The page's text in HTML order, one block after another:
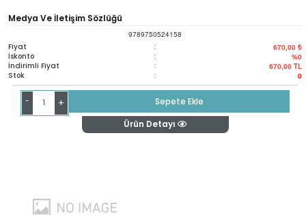
Medya Ve İletişim Sözlüğü
9789750524158
Fiyat : 670,00 ₺
İskonto : %0
İndirimli Fiyat : 670,00 TL
Stok : 0
- +
Sepete Ekle
Ürün Detayı